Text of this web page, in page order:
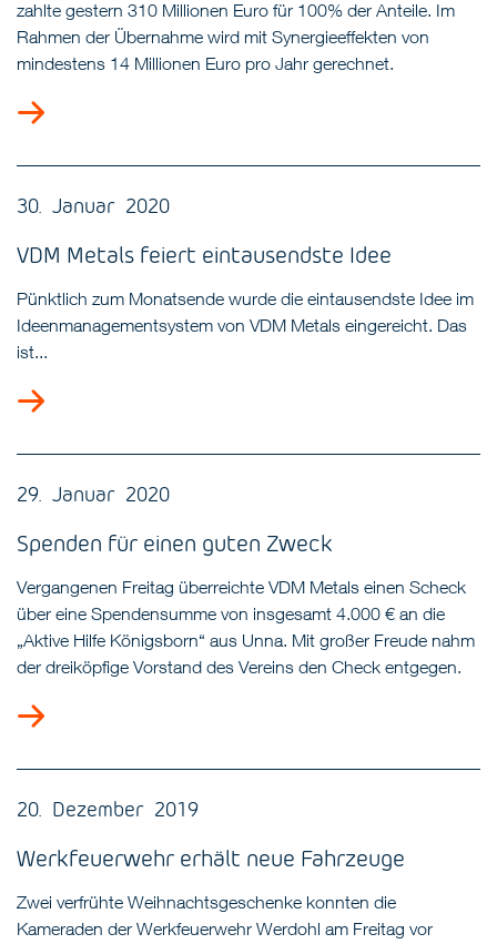
zahlte gestern 310 Millionen Euro für 100% der Anteile. Im
Rahmen der Übernahme wird mit Synergieeffekten von
mindestens 14 Millionen Euro pro Jahr gerechnet.
30. Januar 2020
VDM Metals feiert eintausendste Idee
Pünktlich zum Monatsende wurde die eintausendste Idee im
Ideenmanagementsystem von VDM Metals eingereicht. Das
ist...
29. Januar 2020
Spenden für einen guten Zweck
Vergangenen Freitag überreichte VDM Metals einen Scheck
über eine Spendensumme von insgesamt 4.000 € an die
„Aktive Hilfe Königsborn“ aus Unna. Mit großer Freude nahm
der dreiköpfige Vorstand des Vereins den Check entgegen.
20. Dezember 2019
Werkfeuerwehr erhält neue Fahrzeuge
Zwei verfrühte Weihnachtsgeschenke konnten die
Kameraden der Werkfeuerwehr Werdohl am Freitag vor